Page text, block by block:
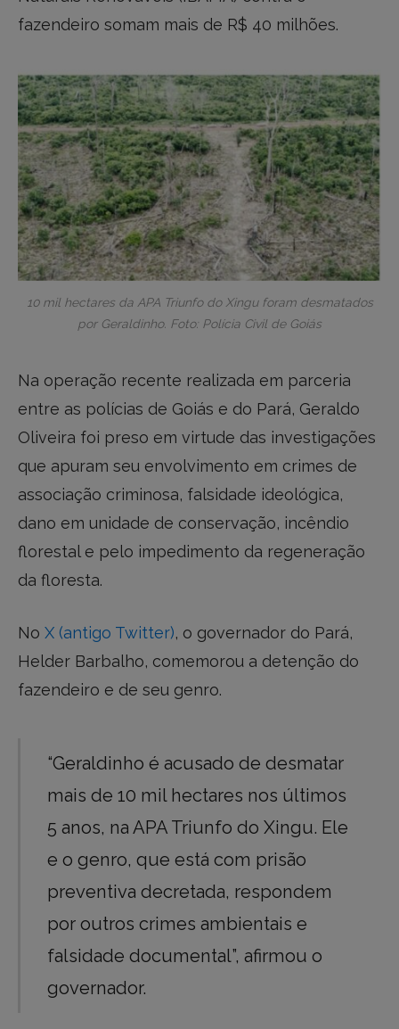
fazendeiro somam mais de R$ 40 milhões.
10 mil hectares da APA Triunfo do Xingu foram desmatados
por Geraldinho. Foto: Polícia Civil de Goiás
Na operação recente realizada em parceria
entre as polícias de Goiás e do Pará, Geraldo
Oliveira foi preso em virtude das investigações
que apuram seu envolvimento em crimes de
associação criminosa, falsidade ideológica,
dano em unidade de conservação, incêndio
florestal e pelo impedimento da regeneração
da floresta.
No X (antigo Twitter), o governador do Pará,
Helder Barbalho, comemorou a detenção do
fazendeiro e de seu genro.
“Geraldinho é acusado de desmatar
mais de 10 mil hectares nos últimos
5 anos, na APA Triunfo do Xingu. Ele
e o genro, que está com prisão
preventiva decretada, respondem
por outros crimes ambientais e
falsidade documental”, afirmou o
governador.